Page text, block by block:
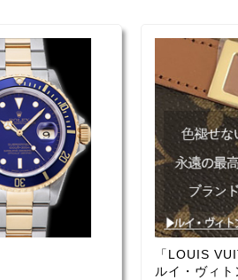
「LOUIS
ルイ・ヴィ